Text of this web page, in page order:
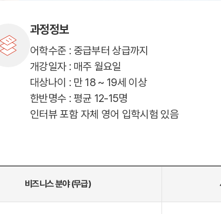
캐나다 교환학생
영국 교환학생
전문과정 조
과정정보
어학수준 : 중급부터 상급까지
개강일자 : 매주 월요일
대상나이 : 만 18 ~ 19세 이상
한반명수 : 평균 12-15명
인터뷰 포함 자체 영어 입학시험 있음
비즈니스 분야 (무급)